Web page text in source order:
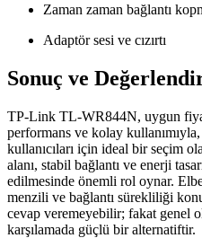
Zaman zaman bağlantı
Adaptör sesi ve cızırtı
Sonuç ve
TP-Link TL-WR844N, uygun
performans ve kolay
kullanıcıları için ideal bir seçim
alanı, stabil bağlantı ve enerji
edilmesinde önemli rol oynar.
menzili ve bağlantı sürekliliği
cevap veremeyebilir; fakat genel
karşılamada güçlü bir alternatiftir.